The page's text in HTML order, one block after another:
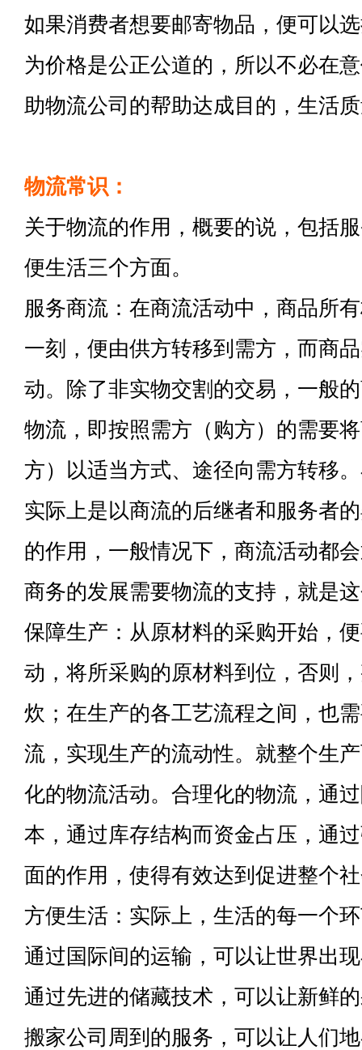
如果消费者想要邮寄物品，便可以
为价格是公正公道的，所以不必在
助物流公司的帮助达成目的，生活
物流常识：
关于物流的作用，概要的说，包括
便生活三个方面。
服务商流：在商流活动中，商品所
一刻，便由供方转移到需方，而商
动。除了非实物交割的交易，一般
物流，即按照需方（购方）的需要
方）以适当方式、途径向需方转移
实际上是以商流的后继者和服务者
的作用，一般情况下，商流活动都
商务的发展需要物流的支持，就是
保障生产：从原材料的采购开始，
动，将所采购的原材料到位，否则
炊；在生产的各工艺流程之间，也
流，实现生产的流动性。就整个生
化的物流活动。合理化的物流，通
本，通过库存结构而资金占压，通
面的作用，使得有效达到促进整个
方便生活：实际上，生活的每一个
通过国际间的运输，可以让世界出
通过先进的储藏技术，可以让新鲜
搬家公司周到的服务，可以让人们